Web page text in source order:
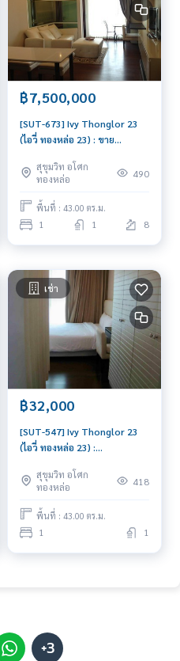
฿7,500,000
[SUT-673] Ivy Thonglor 23
(ไอวี่ ทองหล่อ 23) : ขาย
ทองหล่อ ดีลดีอยู่ไม่นาน ติดต่อ
เราเลยวันนี้!
สุขุมวิท อโศก
ทองหล่อ
490
พื้นที่ : 43.00 ตร.ม.
1 1 8
เช่า
฿32,000
[SUT-547] Ivy Thonglor 23
(ไอวี่ ทองหล่อ 23) :
ใกล้ทองหล่อ คอนโดพร้อมเข้าอยู่
สุขุมวิท อโศก
ทองหล่อ
418
พื้นที่ : 43.00 ตร.ม.
1 1
+3